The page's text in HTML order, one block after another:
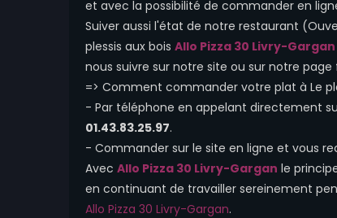
et avec la possibilité de commander en
Suiver aussi l'état de notre restaurant
plessis aux bois Allo Pizza 30 Livry-Gargan
nous suivre sur notre site ou sur notre page
=> Comment commander votre plat à Le
- Par téléphone en appelant directement
01.43.83.25.97.
- Commander sur le site en ligne et vous
Avec Allo Pizza 30 Livry-Gargan le
en continuant de travailler sereinement
Allo Pizza 30 Livry-Gargan.